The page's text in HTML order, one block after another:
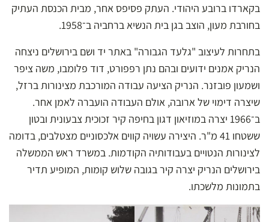
בקארדו ברובע היהודי. העתק פסיפס אחר, מבית הכנסת העתיק
בחורבת מעון, הוצב בגן בית הנשיא ברחביה ב־1958.
בתחרות לעיצוב "גלעד הגבורה" באתר יד ושם בירושלים ניצחה
הנריק אמנים ידועים ובהם נתן רפפורט, דוד פלומבו, משה ציפר
ושמעון פובזנר. הנריק הציעה עבודה המורכבת מצינורות ברזל,
שיצרה דימוי של ארובה, אולם העבודה הועברה לאמן אחר.
ב־1966 יצרה במוזיאון דגון בחיפה קיר זכוכית צבעונית ובטון
ששטחו 41 מ"ר. היצירה עשויה קווים אלכסוניים מצטלבים, בדומה
לצינורות הנטויים בעבודותיה הקודמות. במשרד ראש הממשלה
בירושלים הנריק יצרה קיר בגובה שלוש קומות, המופיע תדיר
בתמונות מלשכתו.